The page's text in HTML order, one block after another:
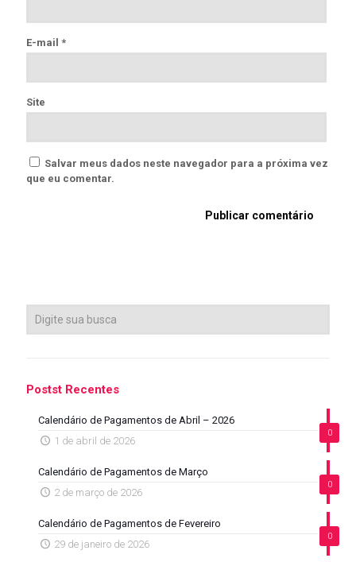
E-mail *
Site
Salvar meus dados neste navegador para a próxima vez
que eu comentar.
Postst Recentes
0
Calendário de Pagamentos de Abril – 2026
1 de abril de 2026
0
Calendário de Pagamentos de Março
2 de março de 2026
0
Calendário de Pagamentos de Fevereiro
29 de janeiro de 2026